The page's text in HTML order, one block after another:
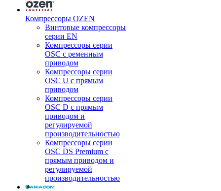
Компрессоры OZEN
Винтовые компрессоры
серии EN
Компрессоры серии
OSC с ременным
приводом
Компрессоры серии
OSC U с прямым
приводом
Компрессоры серии
OSC D с прямым
приводом и
регулируемой
производительностью
Компрессоры серии
OSC DS Premium с
прямым приводом и
регулируемой
производительностью